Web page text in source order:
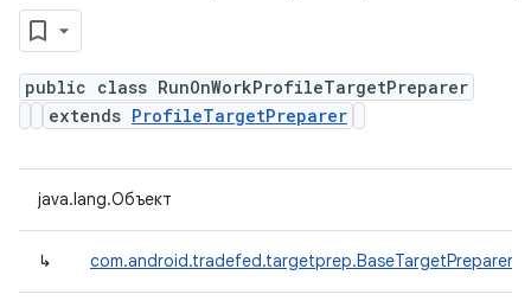
public class RunOnWorkProfileTargetPreparer
extends ProfileTargetPreparer
java.lang.Объект
↳ com.android.tradefed.targetprep.BaseTargetPreparer